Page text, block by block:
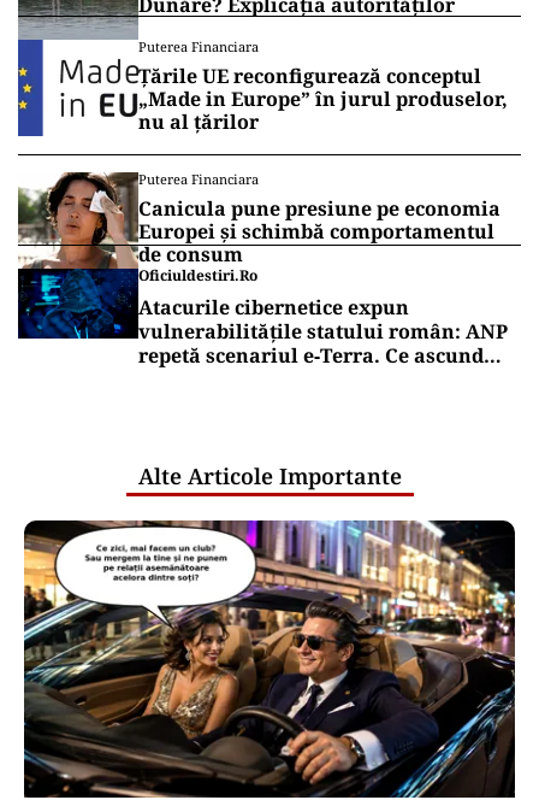
Puterea Financiara
Țările UE reconfigurează conceptul
„Made in Europe” în jurul produselor,
nu al țărilor
Puterea Financiara
Canicula pune presiune pe economia
Europei și schimbă comportamentul
de consum
Oficiuldestiri.ro
Atacurile cibernetice expun
vulnerabilitățile statului român: ANP
repetă scenariul e‑Terra. Ce ascund
Alte Articole Importante